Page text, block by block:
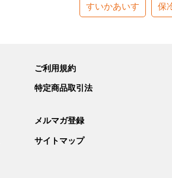
すいかあいす 保
ご利用規約
特定商品取引法
メルマガ登録
サイトマップ